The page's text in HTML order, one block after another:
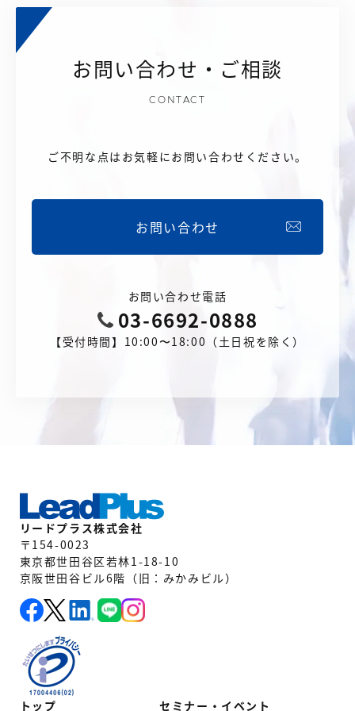
お問い合わせ・ご相談
CONTACT
ご不明な点はお気軽にお問い合わせください。
お問い合わせ
お問い合わせ電話
03-6692-0888
【受付時間】10:00〜18:00（土日祝を除く）
トップ セミナー・イベント
リードプラス株式会社
〒154-0023
東京都世田谷区若林1-18-10
京阪世田谷ビル6階（旧：みかみビル）